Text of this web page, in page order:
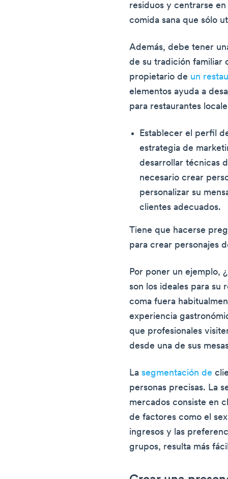
residuos y centrarse
comida sana que sólo
Además, debe tener
de su tradición familiar
propietario de un
elementos ayuda a
para restaurantes
Establecer el perfil
estrategia de
desarrollar técnicas
necesario crear
personalizar su
clientes adecuados.
Tiene que hacerse
para crear personajes
Por poner un ejemplo,
son los ideales para su
coma fuera
experiencia
que profesionales
desde una de sus
Lasegmentación de
personas precisas. La
mercados consiste en
de factores como el
ingresos y las
grupos, resulta más